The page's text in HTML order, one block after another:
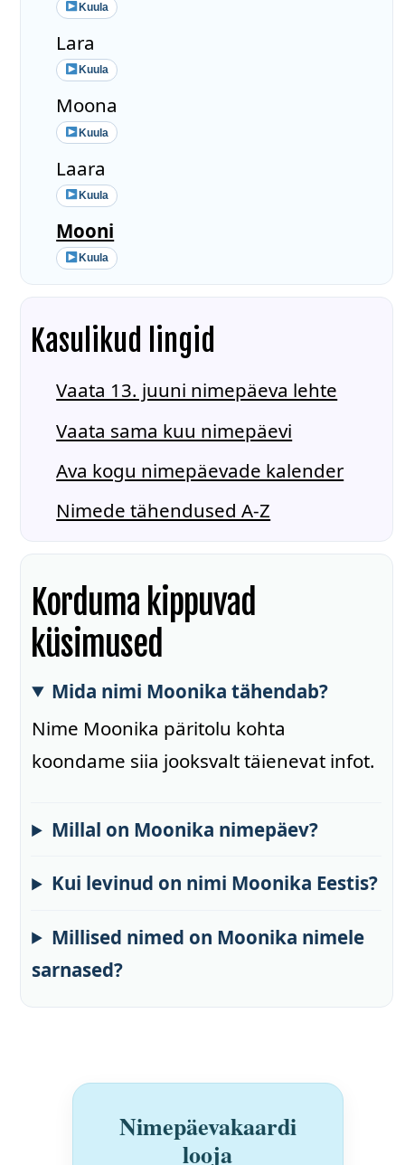
Kuula
Lara
Kuula
Moona
Kuula
Laara
Kuula
Mooni
Kuula
Kasulikud lingid
Vaata 13. juuni nimepäeva lehte
Vaata sama kuu nimepäevi
Ava kogu nimepäevade kalender
Nimede tähendused A-Z
Korduma kippuvad
küsimused
Mida nimi Moonika tähendab?
Nime Moonika päritolu kohta
koondame siia jooksvalt täienevat infot.
Millal on Moonika nimepäev?
Kui levinud on nimi Moonika Eestis?
Millised nimed on Moonika nimele
sarnased?
Nimepäevakaardi
looja